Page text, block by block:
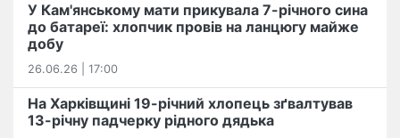
У Кам'янському мати прикувала 7-річного сина
до батареї: хлопчик провів на ланцюгу майже
добу
26.06.26 | 17:00
На Харківщині 19-річний хлопець​ ️зґвалтував
13-річну падчерку рідного дядька